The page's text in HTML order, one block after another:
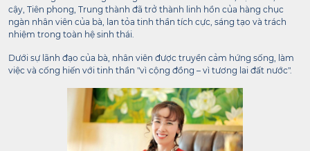
cậy, Tiên phong, Trung thành đã trở thành linh hồn của hàng chục
ngàn nhân viên của bà, lan tỏa tinh thần tích cực, sáng tạo và trách
nhiệm trong toàn hệ sinh thái.
Dưới sự lãnh đạo của bà, nhân viên được truyền cảm hứng sống, làm
việc và cống hiến với tinh thần "vì cộng đồng – vì tương lai đất nước".